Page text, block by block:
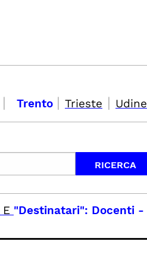
| Trento | Trieste | Udine
E "Destinatari": Docenti -